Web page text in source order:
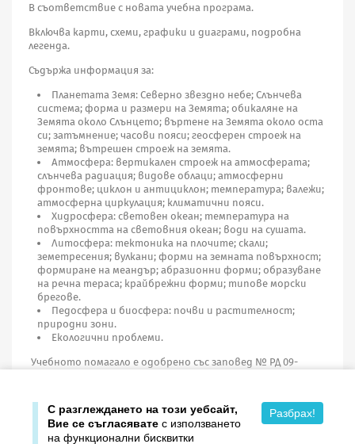
В съответствие с новата учебна програма.
Включва карти, схеми, графики и диаграми, подробна
легенда.
Съдържа информация за:
Планетата Земя: Северно звездно небе; Слънчева
система; форма и размери на Земята; обикаляне на
Земята около Слънцето; въртене на Земята около оста
си; затъмнение; часови пояси; геосферен строеж на
земята; вътрешен строеж на земята.
Атмосфера: вертикален строеж на атмосферата;
слънчева радиация; видове облаци; атмосферни
фронтове; циклон и антициклон; температура; валежи;
атмосферна циркулация; климатични пояси.
Хидросфера: световен океан; температура на
повърхността на световния океан; води на сушата.
Литосфера: тектоника на плочите; скали;
земетресения; вулкани; форми на земната повърхност;
формиране на меандър; абразионни форми; образуване
на речна тераса; крайбрежни форми; типове морски
брегове.
Педосфера и биосфера: почви и растителност;
природни зони.
Екологични проблеми.
Учебното помагало е одобрено със заповед № РД 09-
С разглеждането на този уебсайт,
Вие се съгласявате с използването
на функционални бисквитки
Разбрах!